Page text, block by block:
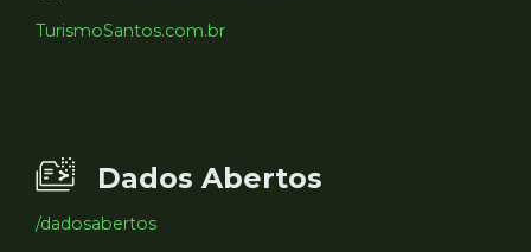
TurismoSantos.com.br
Dados Abertos
/dadosabertos